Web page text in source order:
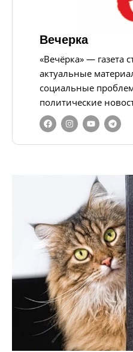
Вечерка
«Вечёрка» — газета
актуальные
социальные
политические